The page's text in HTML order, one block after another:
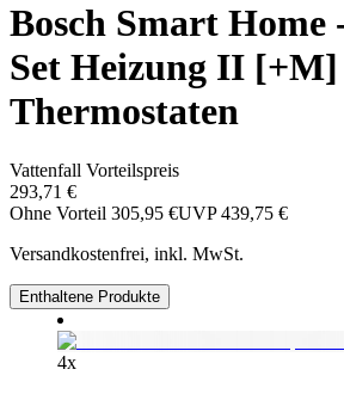
Bosch Smart Home
Set Heizung II
Thermostaten
Vattenfall Vorteilspreis
293,71 €
Ohne Vorteil 305,95 €UVP 439,75 €
Versandkostenfrei, inkl. MwSt.
Enthaltene Produkte
4x